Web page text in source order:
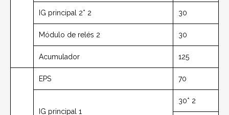
IG principal 2* 2 30
Módulo de relés 2 30
Acumulador 125
EPS 70
IG principal 1
30* 2